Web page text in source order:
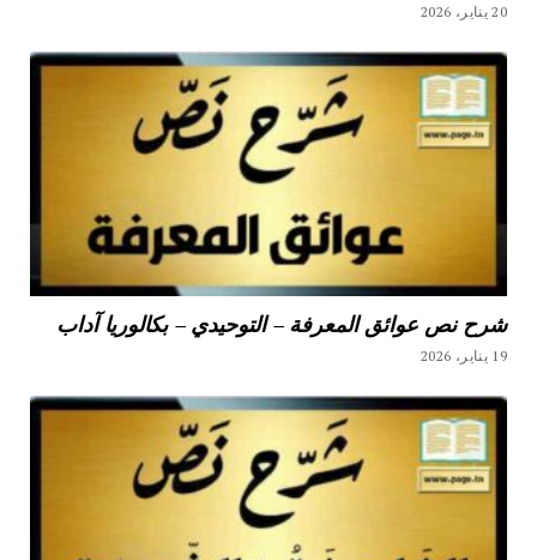
20 يناير، 2026
شرح نص عوائق المعرفة – التوحيدي – بكالوريا آداب
19 يناير، 2026